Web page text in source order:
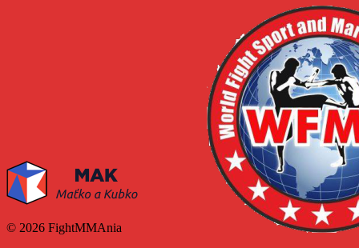
© 2026 FightMMAnia